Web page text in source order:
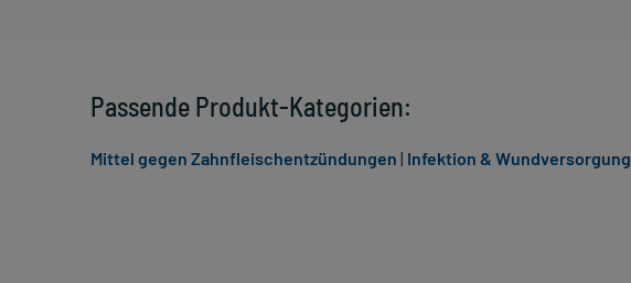
Passende Produkt-Kategorien:
Mittel gegen Zahnfleischentzündungen | Infektion & Wundversorgung